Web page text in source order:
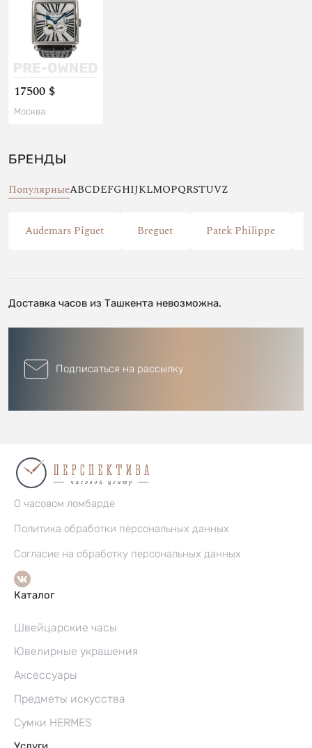
17500 $
Москва
БРЕНДЫ
ПопулярныеABCDEFGHIJKLMOPQRSTUVZ
Audemars Piguet Breguet Patek Philippe
Доставка часов из Ташкента невозможна.
Подписаться на рассылку
О часовом ломбарде
Политика обработки персональных данных
Согласие на обработку персональных данных
Каталог
Швейцарские часы
Ювелирные украшения
Аксессуары
Предметы искусства
Сумки HERMES